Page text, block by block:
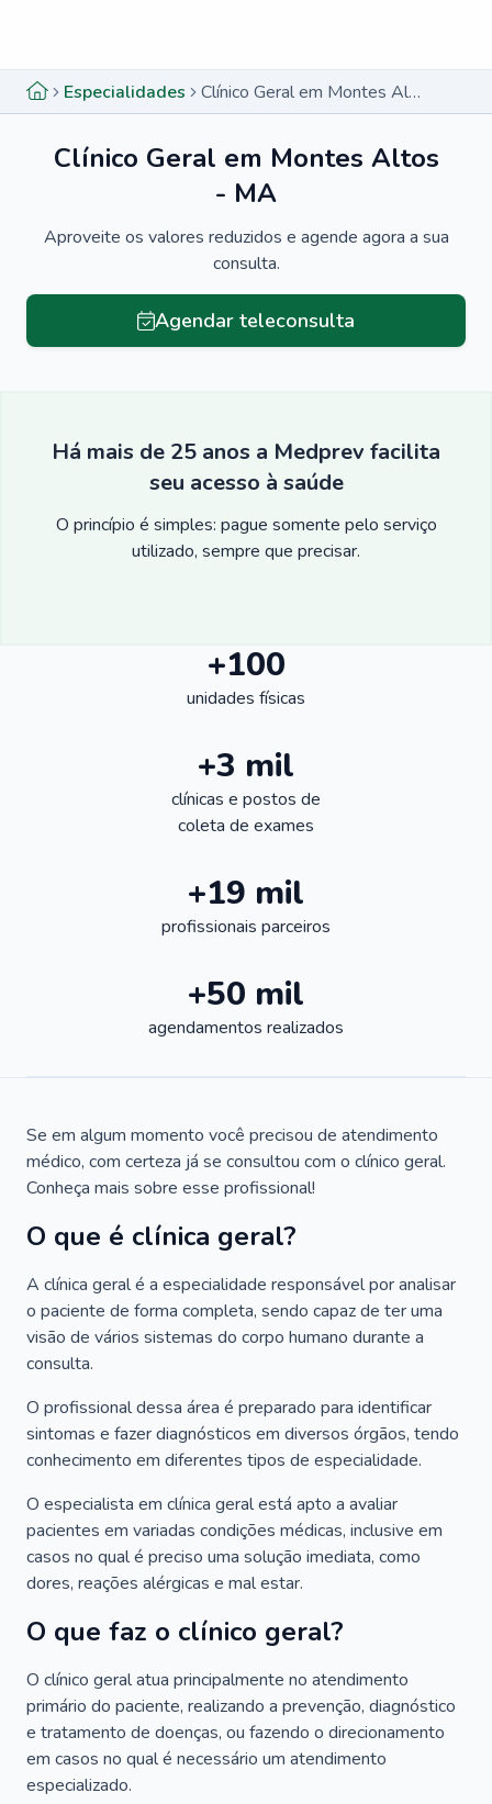
Especialidades Clínico Geral em Montes Altos - MA
Clínico Geral em Montes Altos
- MA
Aproveite os valores reduzidos e agende agora a sua
consulta.
Agendar teleconsulta
Há mais de 25 anos a Medprev facilita
seu acesso à saúde
O princípio é simples: pague somente pelo serviço
utilizado, sempre que precisar.
+100
unidades físicas
+3 mil
clínicas e postos de
coleta de exames
+19 mil
profissionais parceiros
+50 mil
agendamentos realizados
Se em algum momento você precisou de atendimento
médico, com certeza já se consultou com o clínico geral.
Conheça mais sobre esse profissional!
O que é clínica geral?
A clínica geral é a especialidade responsável por analisar
o paciente de forma completa, sendo capaz de ter uma
visão de vários sistemas do corpo humano durante a
consulta.
O profissional dessa área é preparado para identificar
sintomas e fazer diagnósticos em diversos órgãos, tendo
conhecimento em diferentes tipos de especialidade.
O especialista em clínica geral está apto a avaliar
pacientes em variadas condições médicas, inclusive em
casos no qual é preciso uma solução imediata, como
dores, reações alérgicas e mal estar.
O que faz o clínico geral?
O clínico geral atua principalmente no atendimento
primário do paciente, realizando a prevenção, diagnóstico
e tratamento de doenças, ou fazendo o direcionamento
em casos no qual é necessário um atendimento
especializado.